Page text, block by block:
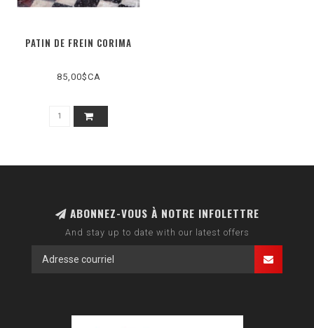
PATIN DE FREIN CORIMA
85,00$CA
ABONNEZ-VOUS À NOTRE INFOLETTRE
And stay up to date with our latest offers